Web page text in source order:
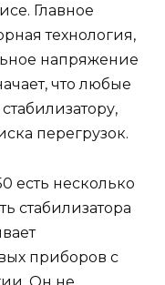
Главное
технология,
напряжение
что любые
перегрузок.
есть несколько
стабилизатора
приборов с
Он не